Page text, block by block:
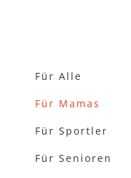
Für Alle
Für Mamas
Für Sportler
Für Senioren